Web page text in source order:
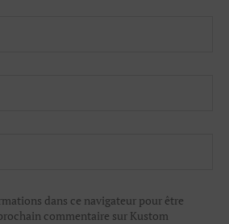
dans ce navigateur pour être
commentaire sur Kustom